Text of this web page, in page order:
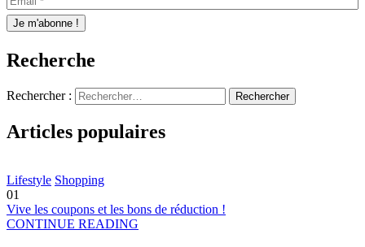
Recherche
Rechercher :
Articles populaires
Lifestyle Shopping
01
Vive les coupons et les bons de réduction !
CONTINUE READING